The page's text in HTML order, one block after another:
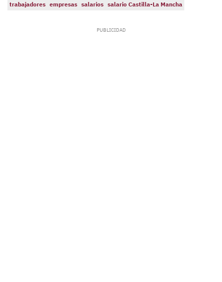
trabajadores empresas salarios salario Castilla-La Mancha